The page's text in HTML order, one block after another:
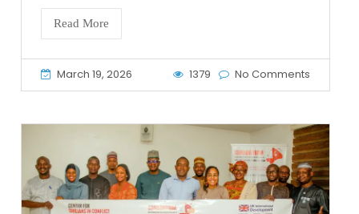
Read More
March 19, 2026 1379 No Comments